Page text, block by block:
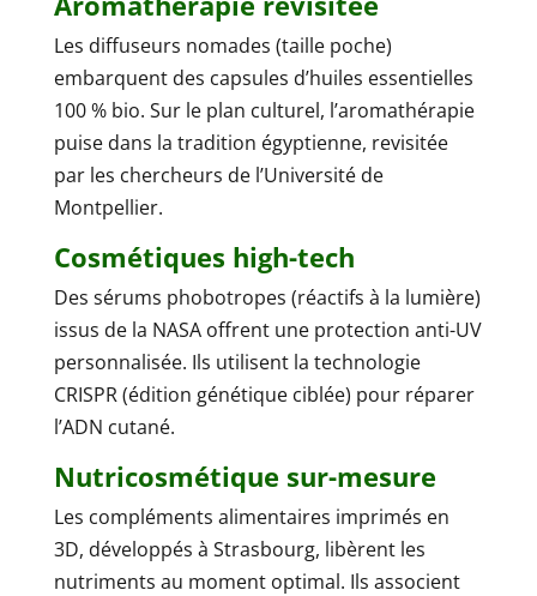
Les diffuseurs nomades (taille poche)
embarquent des capsules d’huiles essentielles
100 % bio. Sur le plan culturel, l’aromathérapie
puise dans la tradition égyptienne, revisitée
par les chercheurs de l’Université de
Montpellier.
Cosmétiques high-tech
Des sérums phobotropes (réactifs à la lumière)
issus de la NASA offrent une protection anti-UV
personnalisée. Ils utilisent la technologie
CRISPR (édition génétique ciblée) pour réparer
l’ADN cutané.
Nutricosmétique sur-mesure
Les compléments alimentaires imprimés en
3D, développés à Strasbourg, libèrent les
nutriments au moment optimal. Ils associent